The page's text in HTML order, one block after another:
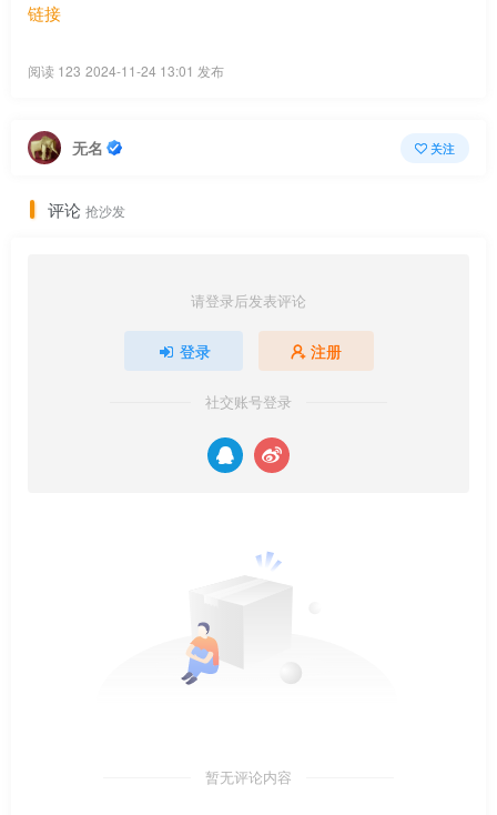
链接
阅读 123 2024-11-24 13:01 发布
无名 关注
评论 抢沙发
请登录后发表评论
登录 注册
社交账号登录
暂无评论内容